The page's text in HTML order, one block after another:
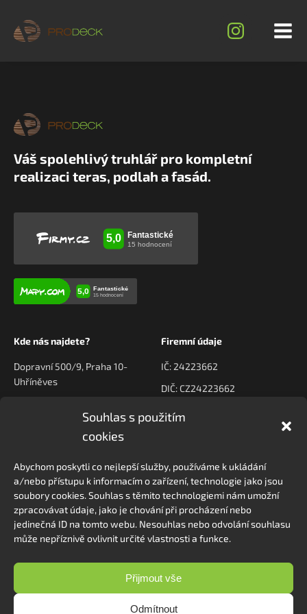
Souhlas s použitím
cookies
Abychom poskytli co nejlepší služby, používáme k ukládání
a/nebo přístupu k informacím o zařízení, technologie jako jsou
soubory cookies. Souhlas s těmito technologiemi nám umožní
zpracovávat údaje, jako je chování při procházení nebo
jedinečná ID na tomto webu. Nesouhlas nebo odvolání souhlasu
může nepříznivě ovlivnit určité vlastnosti a funkce.
Přijmout vše
Odmítnout
Váš spolehlivý truhlář pro kompletní
realizaci teras, podlah a fasád.
Kde nás najdete?
Dopravní 500/9, Praha 10-
Uhříněves
Firemní údaje
IČ: 24223662
DIČ: CZ24223662
Kontaktujte nás
+420 778 222 800
Navigace
O nás
Kontakt